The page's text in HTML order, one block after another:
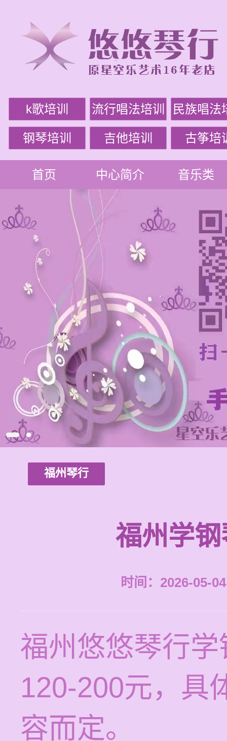
k歌培训 流行唱法培训 民族唱法
钢琴培训 吉他培训 古筝培
首页 中心简介 音乐类
福州琴行
福州学
时间：2026-05-
福州悠悠琴行
120-200元，具
容而定。